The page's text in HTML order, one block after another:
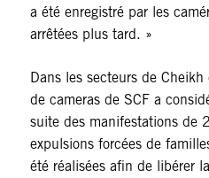
a été enregistré par les
arrêtées plus tard. »
Dans les secteurs de
de cameras de SCF a
suite des manifestations de
expulsions forcées de
été réalisées afin de libérer